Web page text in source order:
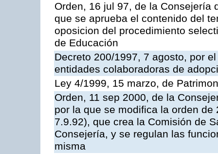
Orden, 16 jul 97, de la Consejería
que se aprueba el contenido del
oposicion del procedimiento
de Educación
Decreto 200/1997, 7 agosto, por
entidades colaboradoras de
Ley 4/1999, 15 marzo, de
Orden, 11 sep 2000, de la
por la que se modifica la orden
7.9.92), que crea la Comisión de
Consejería, y se regulan las
misma